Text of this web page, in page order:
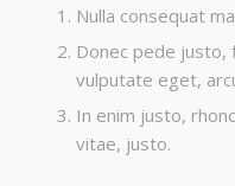
Nulla consequat
Donec pede justo,
vulputate eget,
In enim justo,
vitae, justo.